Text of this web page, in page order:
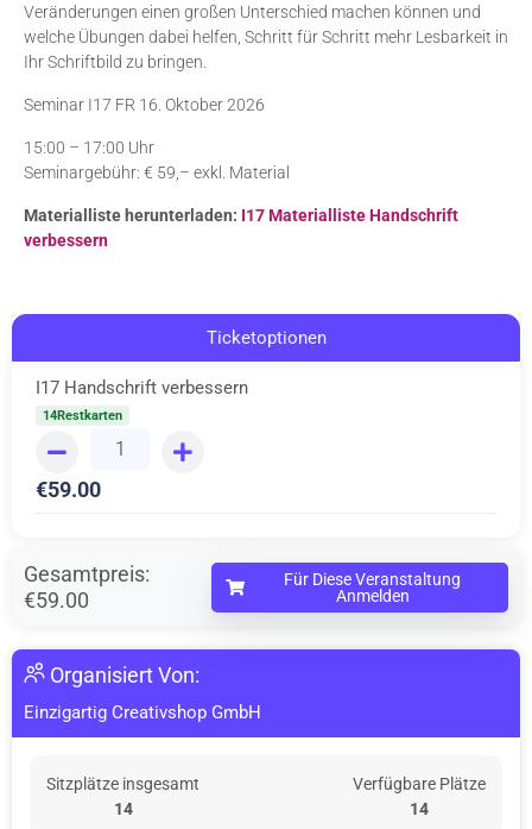
Veränderungen einen großen Unterschied machen können und
welche Übungen dabei helfen, Schritt für Schritt mehr Lesbarkeit in
Ihr Schriftbild zu bringen.
Seminar I17 FR 16. Oktober 2026
15:00 – 17:00 Uhr
Seminargebühr: € 59,– exkl. Material
Materialliste herunterladen: I17 Materialliste Handschrift
verbessern
Ticketoptionen
I17 Handschrift verbessern
14Restkarten
€59.00
Gesamtpreis:
€59.00
Für Diese Veranstaltung
Anmelden
Organisiert Von:
Einzigartig Creativshop GmbH
Sitzplätze insgesamt
14
Verfügbare Plätze
14